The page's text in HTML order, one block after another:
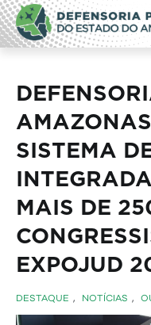
Pular
para
o
conteúdo
Defensoria
Amazonas
SISTEMA
MAIS DE
EXPOJUD
DESTAQUE , NOTÍCIAS ,